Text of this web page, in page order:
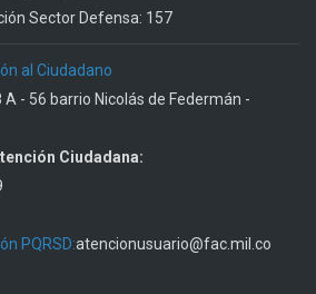
Sector Defensa: 157
al Ciudadano
A - 56 barrio Nicolás de Federmán -
Ciudadana:
PQRSD:atencionusuario@fac.mil.co